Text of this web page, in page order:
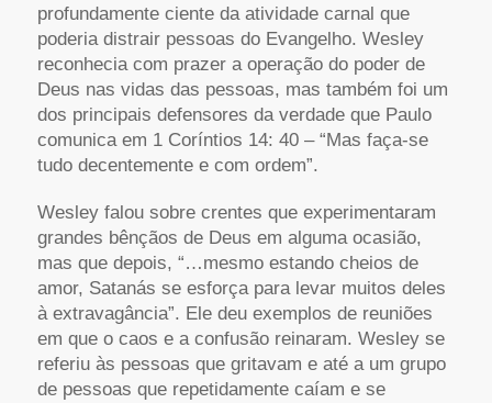
profundamente ciente da atividade carnal que
poderia distrair pessoas do Evangelho. Wesley
reconhecia com prazer a operação do poder de
Deus nas vidas das pessoas, mas também foi um
dos principais defensores da verdade que Paulo
comunica em 1 Coríntios 14: 40 – “Mas faça-se
tudo decentemente e com ordem”.
Wesley falou sobre crentes que experimentaram
grandes bênçãos de Deus em alguma ocasião,
mas que depois, “…mesmo estando cheios de
amor, Satanás se esforça para levar muitos deles
à extravagância”. Ele deu exemplos de reuniões
em que o caos e a confusão reinaram. Wesley se
referiu às pessoas que gritavam e até a um grupo
de pessoas que repetidamente caíam e se